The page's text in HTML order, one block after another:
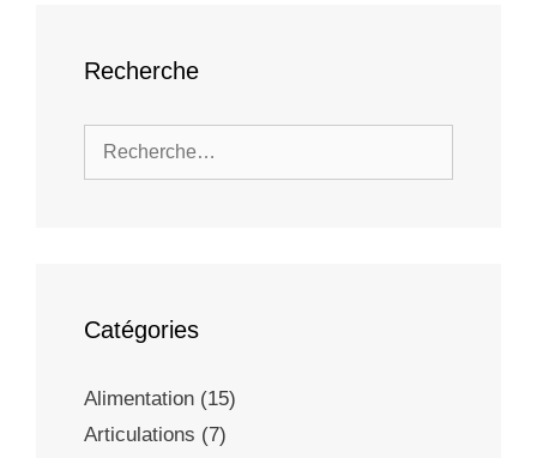
Recherche
Catégories
Alimentation (15)
Articulations (7)